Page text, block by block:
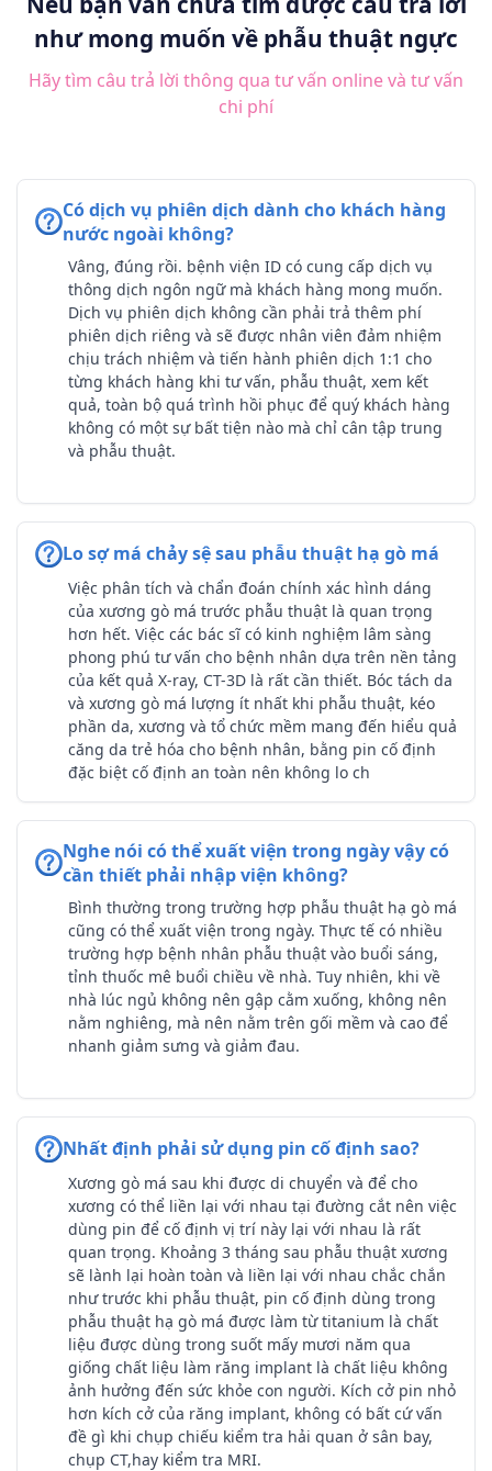
như mong muốn về phẫu thuật ngực
Hãy tìm câu trả lời thông qua tư vấn online và tư vấn
chi phí
Có dịch vụ phiên dịch dành cho khách hàng
nước ngoài không?
Vâng, đúng rồi. bệnh viện ID có cung cấp dịch vụ
thông dịch ngôn ngữ mà khách hàng mong muốn.
Dịch vụ phiên dịch không cần phải trả thêm phí
phiên dịch riêng và sẽ được nhân viên đảm nhiệm
chịu trách nhiệm và tiến hành phiên dịch 1:1 cho
từng khách hàng khi tư vấn, phẫu thuật, xem kết
quả, toàn bộ quá trình hồi phục để quý khách hàng
không có một sự bất tiện nào mà chỉ cân tập trung
và phẫu thuật.
Lo sợ má chảy sệ sau phẫu thuật hạ gò má
Việc phân tích và chẩn đoán chính xác hình dáng
của xương gò má trước phẫu thuật là quan trọng
hơn hết. Việc các bác sĩ có kinh nghiệm lâm sàng
phong phú tư vấn cho bệnh nhân dựa trên nền tảng
của kết quả X-ray, CT-3D là rất cần thiết. Bóc tách da
và xương gò má lượng ít nhất khi phẫu thuật, kéo
phần da, xương và tổ chức mềm mang đến hiểu quả
căng da trẻ hóa cho bệnh nhân, bằng pin cố định
đặc biệt cố định an toàn nên không lo ch
Nghe nói có thể xuất viện trong ngày vậy có
cần thiết phải nhập viện không?
Bình thường trong trường hợp phẫu thuật hạ gò má
cũng có thể xuất viện trong ngày. Thực tế có nhiều
trường hợp bệnh nhân phẫu thuật vào buổi sáng,
tỉnh thuốc mê buổi chiều về nhà. Tuy nhiên, khi về
nhà lúc ngủ không nên gập cằm xuống, không nên
nằm nghiêng, mà nên nằm trên gối mềm và cao để
nhanh giảm sưng và giảm đau.
Nhất định phải sử dụng pin cố định sao?
Xương gò má sau khi được di chuyển và để cho
xương có thể liền lại với nhau tại đường cắt nên việc
dùng pin để cố định vị trí này lại với nhau là rất
quan trọng. Khoảng 3 tháng sau phẫu thuật xương
sẽ lành lại hoàn toàn và liền lại với nhau chắc chắn
như trước khi phẫu thuật, pin cố định dùng trong
phẫu thuật hạ gò má được làm từ titanium là chất
liệu được dùng trong suốt mấy mươi năm qua
giống chất liệu làm răng implant là chất liệu không
ảnh hưởng đến sức khỏe con người. Kích cở pin nhỏ
hơn kích cở của răng implant, không có bất cứ vấn
đề gì khi chụp chiếu kiểm tra hải quan ở sân bay,
chụp CT,hay kiểm tra MRI.